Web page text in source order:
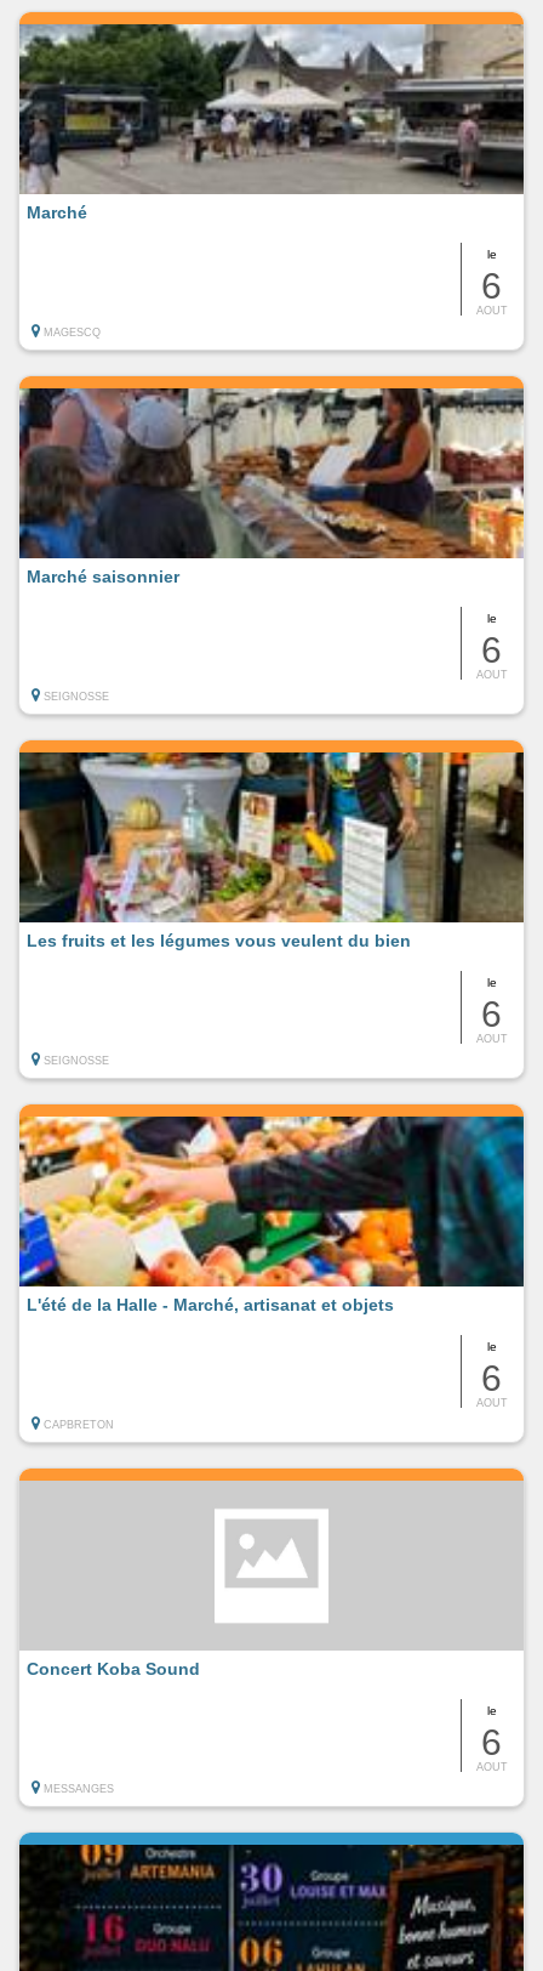
le
6
AOUT
Marché
MAGESCQ
le
6
AOUT
Marché saisonnier
SEIGNOSSE
le
6
AOUT
Les fruits et les légumes vous veulent du bien
SEIGNOSSE
le
6
AOUT
L'été de la Halle - Marché, artisanat et objets
CAPBRETON
le
6
AOUT
Concert Koba Sound
MESSANGES